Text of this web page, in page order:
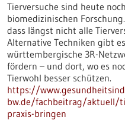
Tierversuche sind heute
biomedizinischen
dass längst nicht alle
Alternative Techniken gibt
württembergische 3R-
fördern – und dort, wo es
Tierwohl besser schützen.
https://
bw.de/fachbeitrag/aktuell/
praxis-bringen